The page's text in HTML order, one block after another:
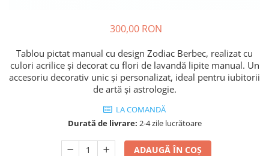
300,00 RON
Tablou pictat manual cu design Zodiac Berbec, realizat cu
culori acrilice și decorat cu flori de lavandă lipite manual. Un
accesoriu decorativ unic și personalizat, ideal pentru iubitorii
de artă și astrologie.
LA COMANDĂ
Durată de livrare: 2-4 zile lucrătoare
ADAUGĂ ÎN COȘ